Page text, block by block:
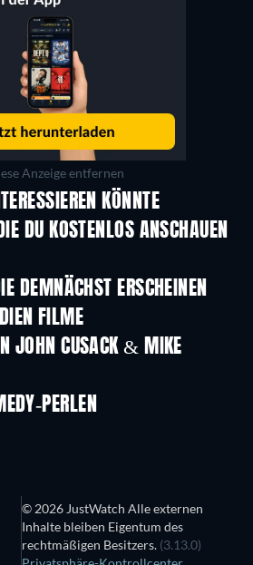
Anzeige entfernen
KÖNNTE
DU KOSTENLOS ANSCHAUEN
DEMNÄCHST ERSCHEINEN
FILME
JOHN CUSACK & MIKE
PERLEN
© 2026 JustWatch Alle externen
Inhalte bleiben Eigentum des
rechtmäßigen Besitzers. (3.13.0)